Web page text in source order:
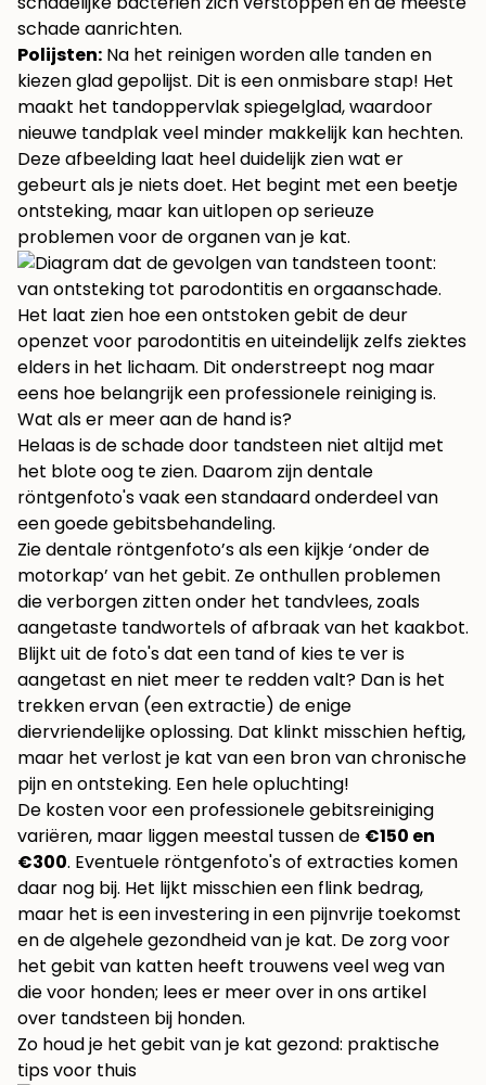
schade aanrichten.
Polijsten: Na het reinigen worden alle tanden en
kiezen glad gepolijst. Dit is een onmisbare stap! Het
maakt het tandoppervlak spiegelglad, waardoor
nieuwe tandplak veel minder makkelijk kan hechten.
Deze afbeelding laat heel duidelijk zien wat er
gebeurt als je niets doet. Het begint met een beetje
ontsteking, maar kan uitlopen op serieuze
problemen voor de organen van je kat.
Het laat zien hoe een ontstoken gebit de deur
openzet voor parodontitis en uiteindelijk zelfs ziektes
elders in het lichaam. Dit onderstreept nog maar
eens hoe belangrijk een professionele reiniging is.
Wat als er meer aan de hand is?
Helaas is de schade door tandsteen niet altijd met
het blote oog te zien. Daarom zijn dentale
röntgenfoto's vaak een standaard onderdeel van
een goede gebitsbehandeling.
Zie dentale röntgenfoto’s als een kijkje ‘onder de
motorkap’ van het gebit. Ze onthullen problemen
die verborgen zitten onder het tandvlees, zoals
aangetaste tandwortels of afbraak van het kaakbot.
Blijkt uit de foto's dat een tand of kies te ver is
aangetast en niet meer te redden valt? Dan is het
trekken ervan (een extractie) de enige
diervriendelijke oplossing. Dat klinkt misschien heftig,
maar het verlost je kat van een bron van chronische
pijn en ontsteking. Een hele opluchting!
De kosten voor een professionele gebitsreiniging
variëren, maar liggen meestal tussen de €150 en
€300. Eventuele röntgenfoto's of extracties komen
daar nog bij. Het lijkt misschien een flink bedrag,
maar het is een investering in een pijnvrije toekomst
en de algehele gezondheid van je kat. De zorg voor
het gebit van katten heeft trouwens veel weg van
die voor honden; lees er meer over in ons artikel
over tandsteen bij honden.
Zo houd je het gebit van je kat gezond: praktische
tips voor thuis